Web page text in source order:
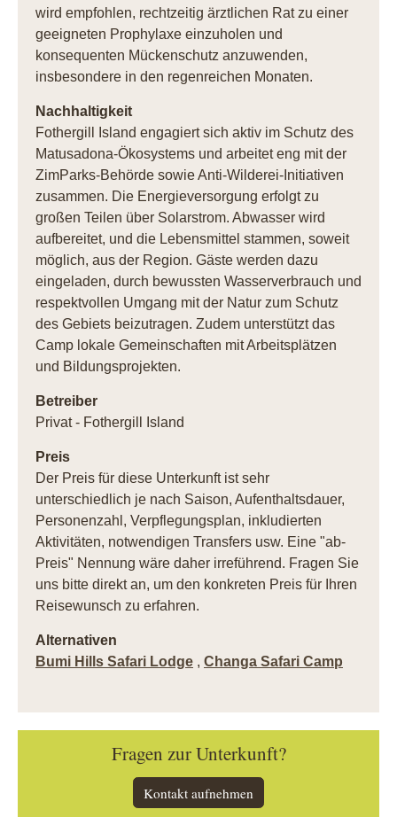
wird empfohlen, rechtzeitig ärztlichen Rat zu einer
geeigneten Prophylaxe einzuholen und
konsequenten Mückenschutz anzuwenden,
insbesondere in den regenreichen Monaten.
Nachhaltigkeit
Fothergill Island engagiert sich aktiv im Schutz des
Matusadona-Ökosystems und arbeitet eng mit der
ZimParks-Behörde sowie Anti-Wilderei-Initiativen
zusammen. Die Energieversorgung erfolgt zu
großen Teilen über Solarstrom. Abwasser wird
aufbereitet, und die Lebensmittel stammen, soweit
möglich, aus der Region. Gäste werden dazu
eingeladen, durch bewussten Wasserverbrauch und
respektvollen Umgang mit der Natur zum Schutz
des Gebiets beizutragen. Zudem unterstützt das
Camp lokale Gemeinschaften mit Arbeitsplätzen
und Bildungsprojekten.
Betreiber
Privat - Fothergill Island
Preis
Der Preis für diese Unterkunft ist sehr
unterschiedlich je nach Saison, Aufenthaltsdauer,
Personenzahl, Verpflegungsplan, inkludierten
Aktivitäten, notwendigen Transfers usw. Eine "ab-
Preis" Nennung wäre daher irreführend. Fragen Sie
uns bitte direkt an, um den konkreten Preis für Ihren
Reisewunsch zu erfahren.
Alternativen
Bumi Hills Safari Lodge , Changa Safari Camp
Fragen zur Unterkunft?
Kontakt aufnehmen